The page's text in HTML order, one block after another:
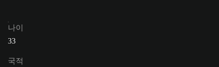
나이
33
국적